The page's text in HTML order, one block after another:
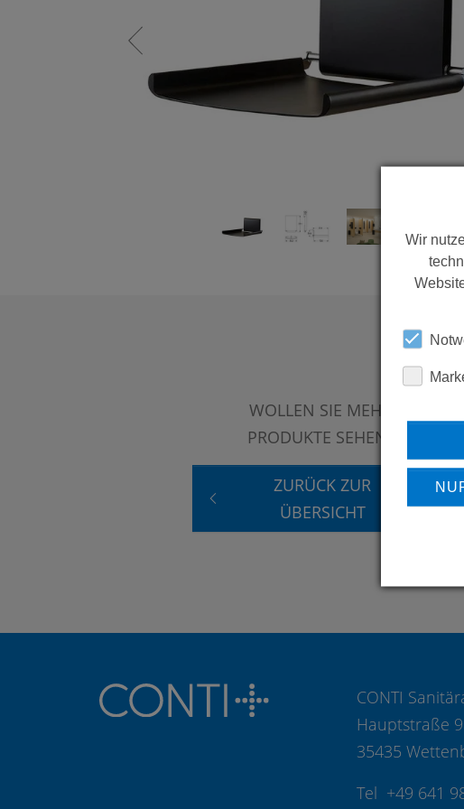
WOLLEN SIE MEHR
PRODUKTE SEHEN?
ZURÜCK ZUR
ÜBERSICHT
CONTI
Hauptstraße
35435
Tel +49 641
Wir